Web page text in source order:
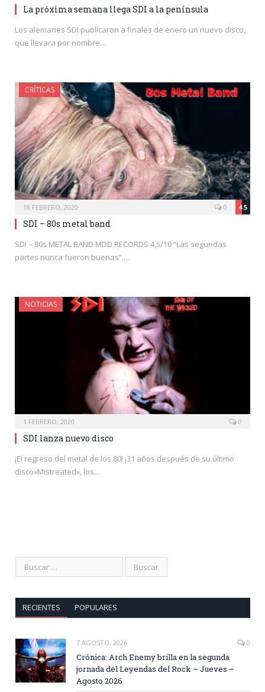
La próxima semana llega SDI a la península
Los alemanes SDI publicaron a finales de enero un nuevo disco,
que llevara por nombre…
CRÍTICAS
18 FEBRERO, 2020 4.5
0
SDI – 80s metal band
SDI – 80s METAL BAND MDD RECORDS 4,5/10 “Las segundas
partes nunca fueron buenas”.…
NOTICIAS
1 FEBRERO, 2020 0
SDI lanza nuevo disco
¡El regreso del metal de los 80! ¡31 años después de su último
disco»Mistreated», los…
RECIENTES POPULARES
7 AGOSTO, 2026 0
Crónica: Arch Enemy brilla en la segunda
jornada del Leyendas del Rock – Jueves –
Agosto 2026